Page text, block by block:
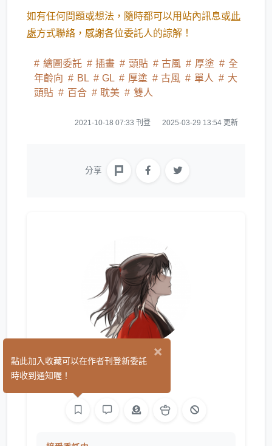
如有任何問題或想法，隨時都可以用站內訊息或此
處方式聯絡，感謝各位委託人的諒解！
繪圖委託 插畫 頭貼 古風 厚塗
全
年齡向
BL GL 厚塗 古風 單人
大
頭貼
百合 耽美 雙人
2021-10-18 07:33 刊登 2025-03-29 13:54 更新
分享
閑槿
×
點此加入收藏可以在作者刊登新委託
時收到通知喔！